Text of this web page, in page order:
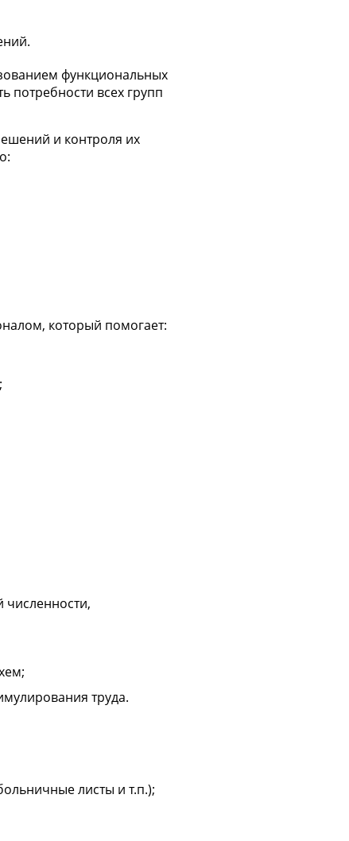
функциональных
потребности всех групп
и контроля их
который помогает:
численности,
труда.
листы и т.п.);